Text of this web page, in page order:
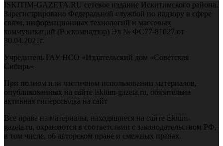
ISKITIM-GAZETA.RU сетевое издание Искитимского района.
Зарегистрировано Федеральной службой по надзору в сфере
связи, информационных технологий и массовых
коммуникаций (Роскомнадзор) Эл № ФС77-81027 от
30.04.2021г.
Учредитель ГАУ НСО «Издательский дом «Советская
Сибирь»
При полном или частичном использовании материалов,
опубликованных на сайте iskitim-gazeta.ru, обязательна
активная гиперссылка на сайт
Все права на материалы, находящиеся на сайте iskitim-
gazeta.ru, охраняются в соответствии с законодательством РФ,
в том числе, об авторском праве и смежных правах.